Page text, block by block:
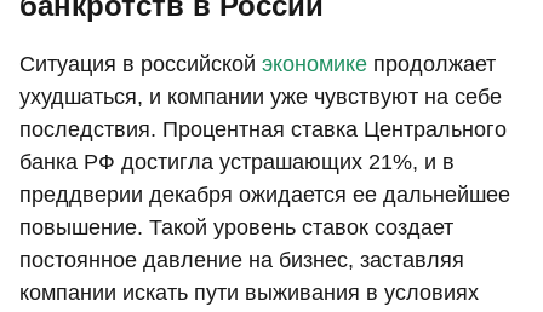
Ситуация в российской экономике продолжает
ухудшаться, и компании уже чувствуют на себе
последствия. Процентная ставка Центрального
банка РФ достигла устрашающих 21%, и в
преддверии декабря ожидается ее дальнейшее
повышение. Такой уровень ставок создает
постоянное давление на бизнес, заставляя
компании искать пути выживания в условиях